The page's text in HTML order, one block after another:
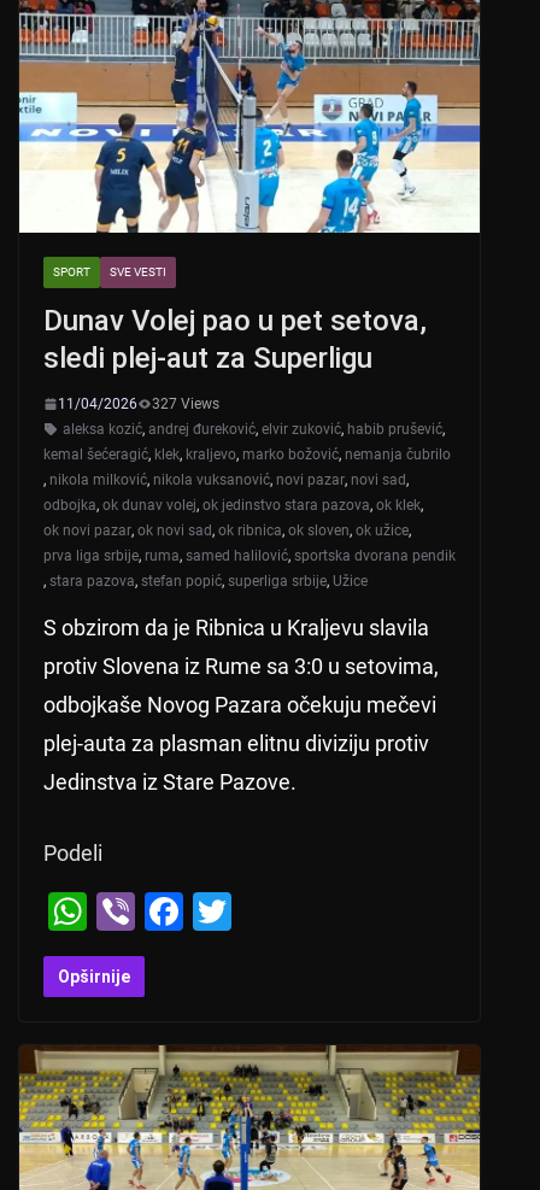
SPORT SVE VESTI
Dunav Volej pao u pet setova,
sledi plej-aut za Superligu
11/04/2026
327 Views
aleksa kozić, andrej đureković, elvir zuković, habib prušević,
kemal šećeragić, klek, kraljevo, marko božović, nemanja čubrilo
, nikola milković, nikola vuksanović, novi pazar, novi sad,
odbojka, ok dunav volej, ok jedinstvo stara pazova, ok klek,
ok novi pazar, ok novi sad, ok ribnica, ok sloven, ok užice,
prva liga srbije, ruma, samed halilović, sportska dvorana pendik
, stara pazova, stefan popić, superliga srbije, Užice
S obzirom da je Ribnica u Kraljevu slavila
protiv Slovena iz Rume sa 3:0 u setovima,
odbojkaše Novog Pazara očekuju mečevi
plej-auta za plasman elitnu diviziju protiv
Jedinstva iz Stare Pazove.
Podeli
W
h
at
A
p
p
Vi
b
er
F
b
o
o
Opširnije